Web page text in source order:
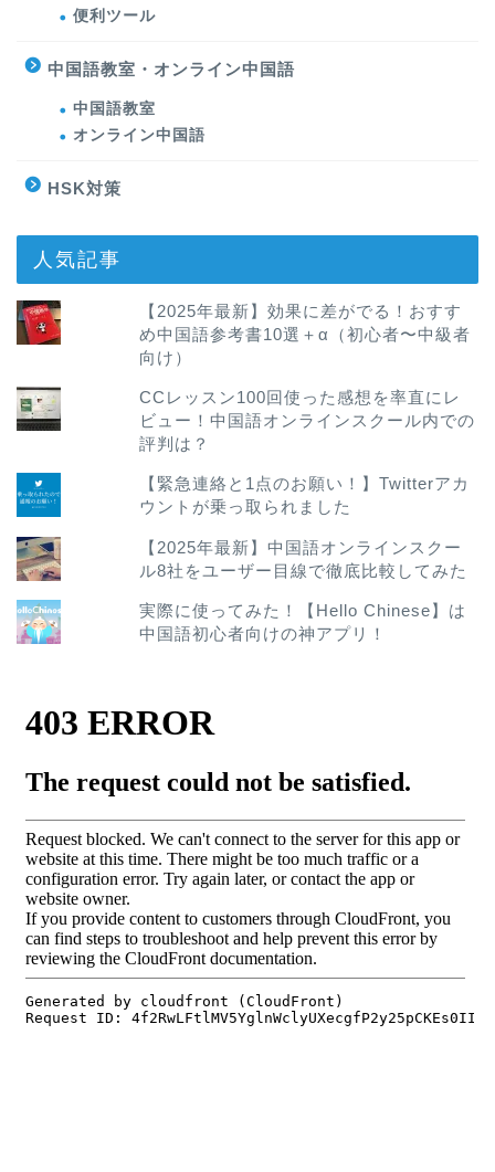
便利ツール
中国語教室・オンライン中国語
中国語教室
オンライン中国語
HSK対策
人気記事
【2025年最新】効果に差がでる！おすす
め中国語参考書10選＋α（初心者〜中級者
向け）
CCレッスン100回使った感想を率直にレ
ビュー！中国語オンラインスクール内での
評判は？
【緊急連絡と1点のお願い！】Twitterアカ
ウントが乗っ取られました
【2025年最新】中国語オンラインスクー
ル8社をユーザー目線で徹底比較してみた
実際に使ってみた！【Hello Chinese】は
中国語初心者向けの神アプリ！